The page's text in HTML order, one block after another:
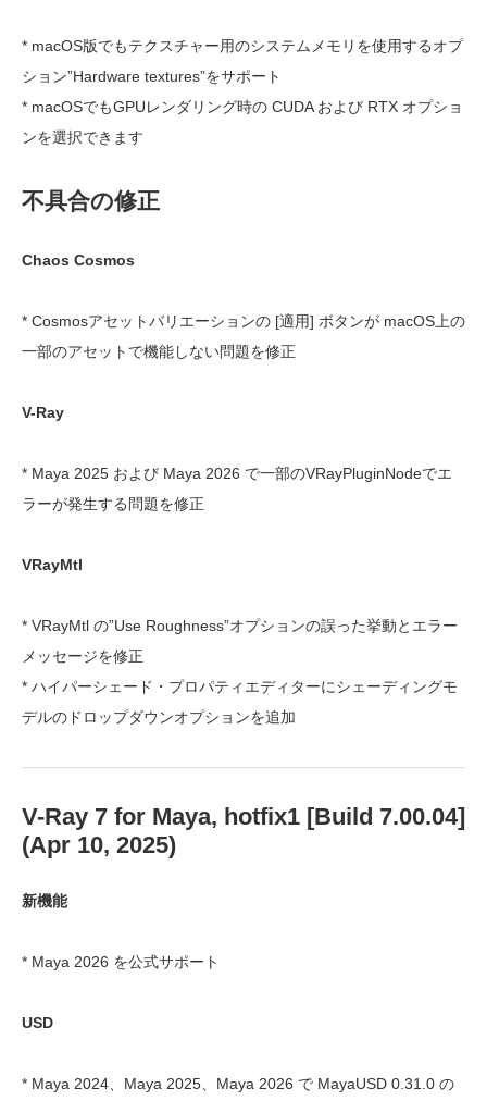
* macOS版でもテクスチャー用のシステムメモリを使用するオプ
ション”Hardware textures”をサポート
* macOSでもGPUレンダリング時の CUDA および RTX オプショ
ンを選択できます
不具合の修正
Chaos Cosmos
* Cosmosアセットバリエーションの [適用] ボタンが macOS上の
一部のアセットで機能しない問題を修正
V-Ray
* Maya 2025 および Maya 2026 で一部のVRayPluginNodeでエ
ラーが発生する問題を修正
VRayMtl
* VRayMtl の”Use Roughness”オプションの誤った挙動とエラー
メッセージを修正
* ハイパーシェード・プロパティエディターにシェーディングモ
デルのドロップダウンオプションを追加
V-Ray 7 for Maya, hotfix1 [Build 7.00.04]
(Apr 10, 2025)
新機能
* Maya 2026 を公式サポート
USD
* Maya 2024、Maya 2025、Maya 2026 で MayaUSD 0.31.0 の